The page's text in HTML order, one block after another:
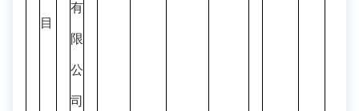
目
有
限
公
司